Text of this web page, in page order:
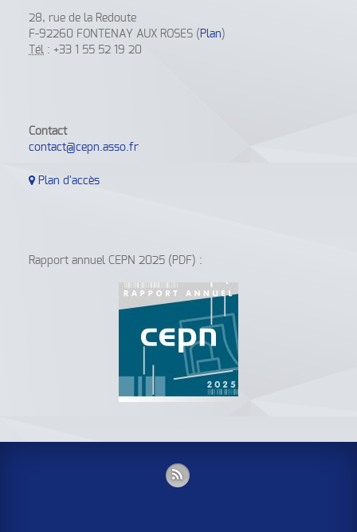
28, rue de la Redoute
F-92260 FONTENAY AUX ROSES ( Plan )
Tél : +33 1 55 52 19 20
Contact
contact@cepn.asso.fr
Plan d'accès
Rapport annuel CEPN 2025 (PDF) :